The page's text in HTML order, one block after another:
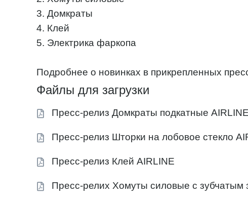
3. Домкраты
4. Клей
5. Электрика фаркопа
Подробнее о новинках в прикрепленных
Файлы для загрузки
Пресс-релиз Домкраты подкатные AIRLINE
Пресс-релиз Шторки на лобовое стекло
Пресс-релиз Клей AIRLINE
Пресс-релих Хомуты силовые с зубчатым